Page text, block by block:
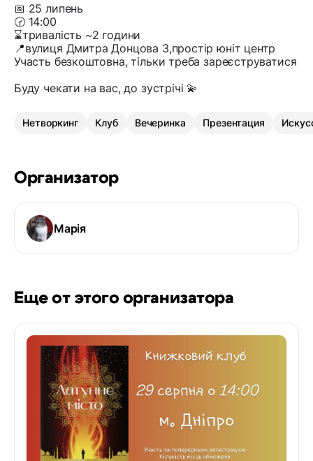
📅 25 липень
🕝 14:00
⌛️тривалість ~2 години
📍вулиця Дмитра Донцова 3,простір юніт центр
Участь безкоштовна, тільки треба зареєструватися
Буду чекати на вас, до зустрічі 💫
Нетворкинг Клуб Вечеринка Презентация
Организатор
Марія
Еще от этого организатора